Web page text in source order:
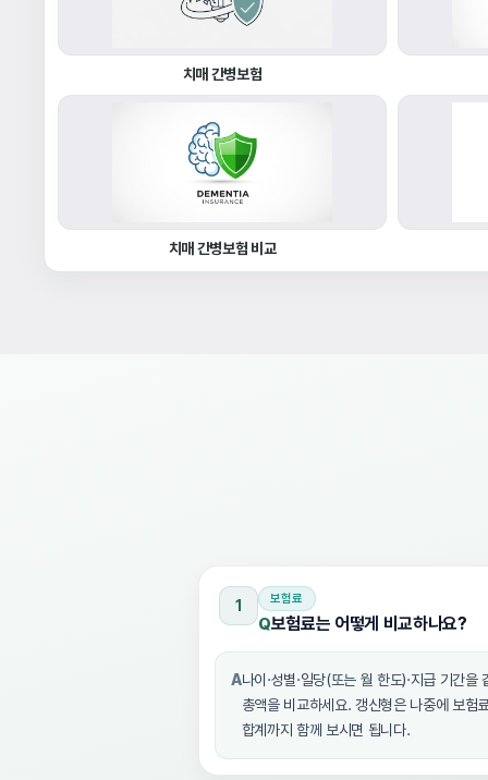
치매 간병보험
치매 간병보험 비교
1 보험료
Q보험료는 어떻게 비교하나요?
A나이·성별·일당(또는 월 한도)·지급 기간
총액을 비교하세요. 갱신형은 나중에 보험
합계까지 함께 보시면 됩니다.